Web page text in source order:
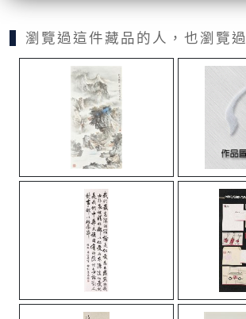
瀏覽過這件藏品的人，也瀏覽過